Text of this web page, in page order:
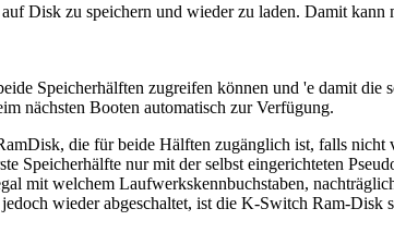
Disk zu speichern und wieder zu laden. Damit kann
Speicherhälften zugreifen können und 'e damit die
nächsten Booten automatisch zur Verfügung.
die für beide Hälften zugänglich ist, falls nicht
nur mit der selbst eingerichteten
mit welchem Laufwerkskennbuchstaben,
wieder abgeschaltet, ist die K-Switch Ram-Disk